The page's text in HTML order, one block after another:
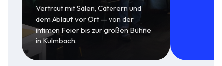
Vertraut mit Sälen, Caterern und
dem Ablauf vor Ort — von der
intimen Feier bis zur großen Bühne
in Kulmbach.